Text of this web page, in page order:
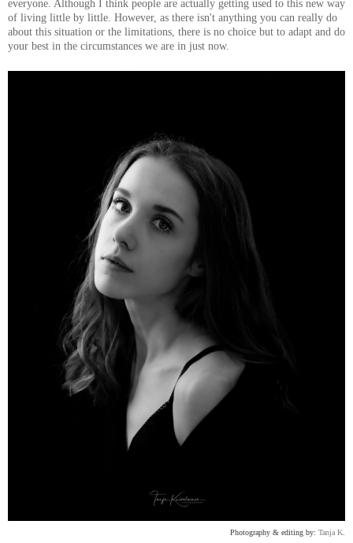
everyone. Although I think people are actually getting used to this new way
of living little by little. However, as there isn't anything you can really do
about this situation or the limitations, there is no choice but to adapt and do
your best in the circumstances we are in just now.
Photography & editing by: Tanja K